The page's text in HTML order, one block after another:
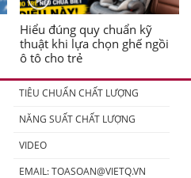
Hiểu đúng quy chuẩn kỹ
thuật khi lựa chọn ghế ngồi
ô tô cho trẻ
TIÊU CHUẨN CHẤT LƯỢNG
NĂNG SUẤT CHẤT LƯỢNG
VIDEO
EMAIL:TOASOAN@VIETQ.VN